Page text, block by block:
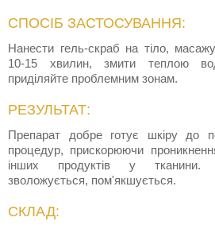
СПОСІБ ЗАСТОСУВАННЯ:
Нанести гель-скраб на тіло,
10-15 хвилин, змити теплою
приділяйте проблемним зонам.
РЕЗУЛЬТАТ:
Препарат добре готує шкіру до
процедур, прискорюючи
інших продуктів у тканини.
зволожується, пом'якшується.
СКЛАД: